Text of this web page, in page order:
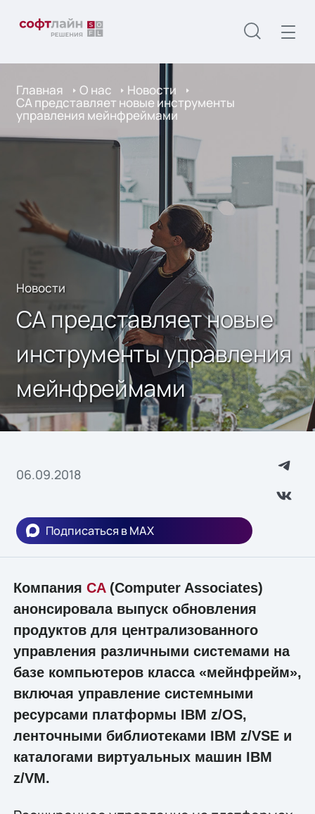
Главная О нас Новости
CA представляет новые инструменты
управления мейнфреймами
Новости
CA представляет новые
инструменты управления
мейнфреймами
06.09.2018
Подписаться в MAX
Компания CA(Computer Associates)
анонсировала выпуск обновления
продуктов для централизованного
управления различными системами на
базе компьютеров класса «мейнфрейм»,
включая управление системными
ресурсами платформы IBM z/OS,
ленточными библиотеками IBM z/VSE и
каталогами виртуальных машин IBM
z/VM.